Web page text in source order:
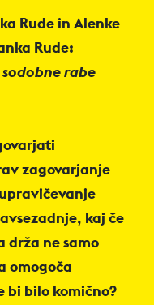
Rude in Alenke
Rude:
rabe
zagovarjanje
kaj če
ne samo
omogoča
bi bilo komično?